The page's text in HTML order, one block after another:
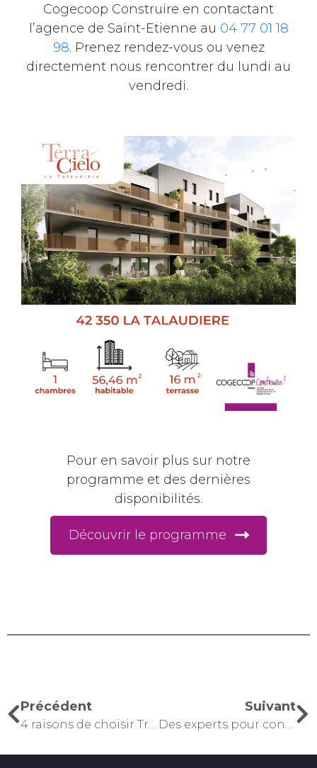
Cogecoop Construire en contactant
l’agence de Saint-Etienne au 04 77 01 18
98. Prenez rendez-vous ou venez
directement nous rencontrer du lundi au
vendredi.
Pour en savoir plus sur notre
programme et des dernières
disponibilités.
Découvrir le programme
Précédent Suivant